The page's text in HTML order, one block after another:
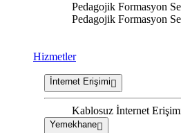
Pedagojik Formasyon
Pedagojik Formasyon
Hizmetler
İnternet Erişimi
Kablosuz İnternet
Yemekhane